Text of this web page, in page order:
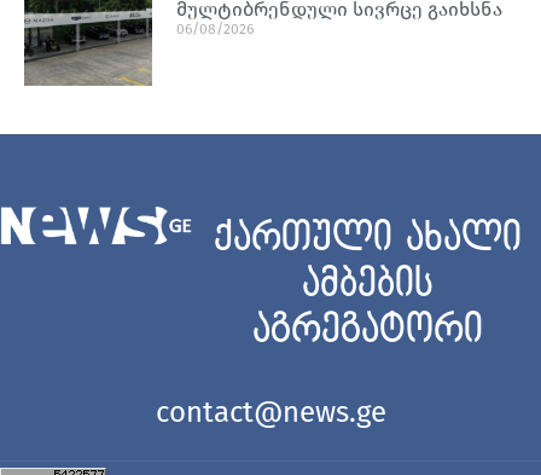
მულტიბრენდული სივრცე გაიხსნა
06/08/2026
ქართული ახალი
ამბების
აგრეგატორი
contact@news.ge